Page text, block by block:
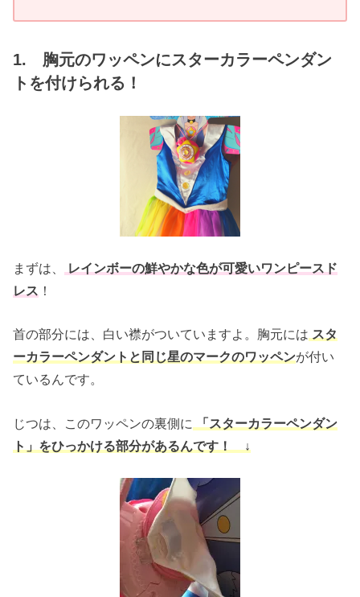
1. 胸元のワッペンにスターカラーペンダン
トを付けられる！
まずは、
レインボーの鮮やかな色が可愛いワンピースド
レス ！
首の部分には、白い襟がついていますよ。胸元には スタ
ーカラーペンダントと同じ星のマークのワッペンが付い
ているんです。
じつは、このワッペンの裏側に
「スターカラーペンダン
ト」をひっかける部分があるんです！ ↓